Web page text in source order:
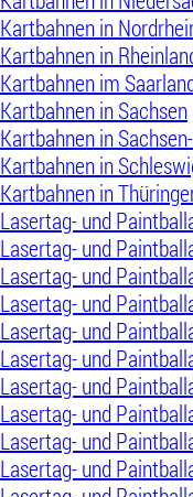
Kartbahnen in
Kartbahnen in
Kartbahnen im
Kartbahnen in Sachsen
Kartbahnen in
Kartbahnen in
Kartbahnen in
Lasertag- und
Lasertag- und
Lasertag- und
Lasertag- und
Lasertag- und
Lasertag- und
Lasertag- und
Lasertag- und
Lasertag- und
Lasertag- und